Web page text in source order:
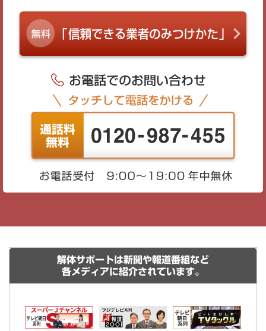
解体サポートは新聞や報道番組など
各メディアに紹介されています。